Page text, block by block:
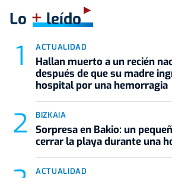
Lo +leído
ACTUALIDAD
Hallan muerto a un recién
después de que su madre
hospital por una hemorragia
BIZKAIA
Sorpresa en Bakio: un
cerrar la playa durante una
ACTUALIDAD